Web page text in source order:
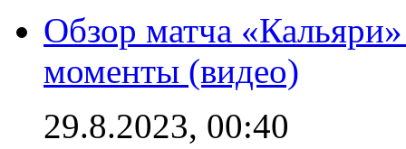
Обзор матча
моменты (видео)
29.8.2023, 00:40